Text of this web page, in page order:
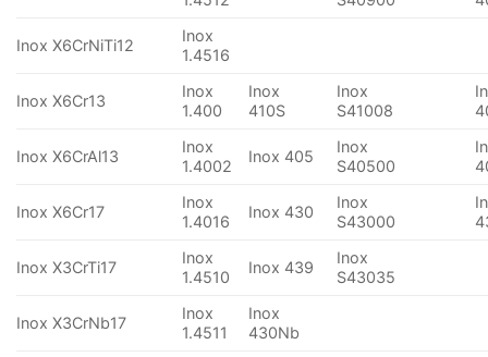
Inox X6CrNiTi12
Inox
1.4516
Inox X6Cr13
Inox
1.400
Inox
410S
Inox
S41008
Inox X6CrAl13
Inox
1.4002
Inox 405
Inox
S40500
Inox X6Cr17
Inox
1.4016
Inox 430
Inox
S43000
Inox X3CrTi17
Inox
1.4510
Inox 439
Inox
S43035
Inox X3CrNb17
Inox
1.4511
Inox
430Nb